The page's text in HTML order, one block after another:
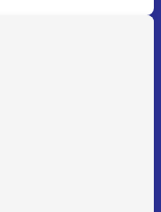
nhiên. Từ những nồi đồng thủ